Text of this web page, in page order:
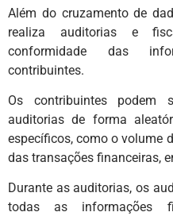
Além do cruzamento de
realiza auditorias e
conformidade das
contribuintes.
Os contribuintes podem
auditorias de forma
específicos, como o volume
das transações financeiras,
Durante as auditorias, os
todas as informações